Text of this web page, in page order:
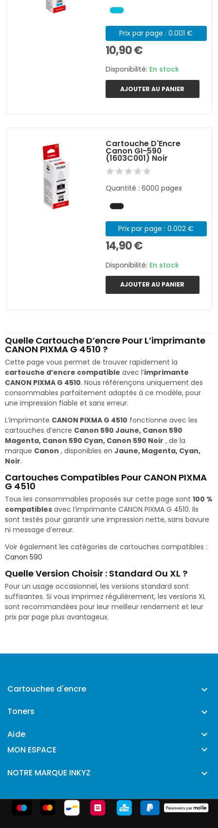
Prix par page : 0.001 €
10,90 €
Disponibilité: En stock
AJOUTER AU PANIER
Cartouche D'Encre
Canon GI-590
(1603C001) Noir
Quantité : 6000 pages
Prix par page : 0.002 €
14,90 €
Disponibilité: En stock
AJOUTER AU PANIER
Quelle Cartouche D’encre Pour L’imprimante
CANON PIXMA G 4510 ?
Cette page vous permet de trouver rapidement la
cartouche d’encre compatible avec l’imprimante
CANON PIXMA G 4510. Nous référençons uniquement des
consommables parfaitement adaptés à ce modèle, pour
une impression fiable et sans erreur.
L’imprimante CANON PIXMA G 4510 fonctionne avec les
cartouches d’encre Canon 590 Jaune, Canon 590
Magenta, Canon 590 Cyan, Canon 590 Noir , de la
marque Canon , disponibles en Jaune, Magenta, Cyan,
Noir.
Cartouches Compatibles Pour CANON PIXMA
G 4510
Tous les consommables proposés sur cette page sont 100 %
compatibles avec l’imprimante CANON PIXMA G 4510. Ils
sont testés pour garantir une impression nette, sans bavure
ni message d’erreur.
Voir également les catégories de cartouches compatibles :
Canon 590
Quelle Version Choisir : Standard Ou XL ?
Pour un usage occasionnel, les versions standard sont
suffisantes. Si vous imprimez régulièrement, les versions XL
sont recommandées pour leur meilleur rendement et leur
prix par page plus avantageux.
Cartouches d'encre 
Toners 
Aide 
MON ESPACE 
NOTRE MARQUE INKYZ 